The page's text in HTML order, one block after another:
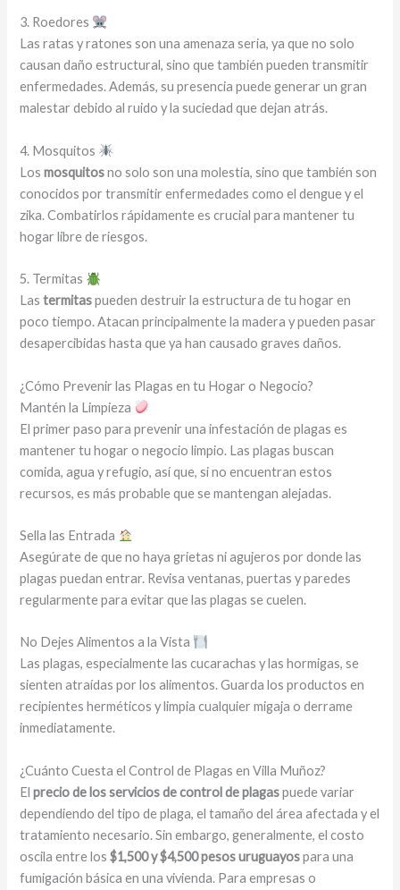
3. Roedores
Las ratas y ratones son una amenaza seria, ya que no solo
causan daño estructural, sino que también pueden transmitir
enfermedades. Además, su presencia puede generar un gran
malestar debido al ruido y la suciedad que dejan atrás.
4. Mosquitos
Losmosquitosno solo son una molestia, sino que también son
conocidos por transmitir enfermedades como el dengue y el
zika. Combatirlos rápidamente es crucial para mantener tu
hogar libre de riesgos.
5. Termitas
Lastermitaspueden destruir la estructura de tu hogar en
poco tiempo. Atacan principalmente la madera y pueden pasar
desapercibidas hasta que ya han causado graves daños.
¿Cómo Prevenir las Plagas en tu Hogar o Negocio?
Mantén la Limpieza
El primer paso para prevenir una infestación de plagas es
mantener tu hogar o negocio limpio. Las plagas buscan
comida, agua y refugio, así que, si no encuentran estos
recursos, es más probable que se mantengan alejadas.
Sella las Entrada
Asegúrate de que no haya grietas ni agujeros por donde las
plagas puedan entrar. Revisa ventanas, puertas y paredes
regularmente para evitar que las plagas se cuelen.
No Dejes Alimentos a la Vista
Las plagas, especialmente las cucarachas y las hormigas, se
sienten atraídas por los alimentos. Guarda los productos en
recipientes herméticos y limpia cualquier migaja o derrame
inmediatamente.
¿Cuánto Cuesta el Control de Plagas en Villa Muñoz?
Elprecio de los servicios de control de plagaspuede variar
dependiendo del tipo de plaga, el tamaño del área afectada y el
tratamiento necesario. Sin embargo, generalmente, el costo
oscila entre los$1,500 y $4,500 pesos uruguayospara una
fumigación básica en una vivienda. Para empresas o